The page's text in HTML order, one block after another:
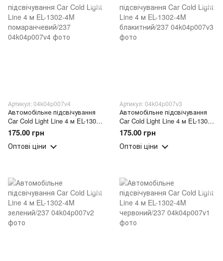
Артикул: 04k04p007v4
Автомобільне підсвічування
Car Cold Light Line 4 м EL-1302-
4M помаранчевий/237
175.00 грн
Оптові ціни
Артикул: 04k04p007v3
Автомобільне підсвічування
Car Cold Light Line 4 м EL-1302-
4M блакитний/237
175.00 грн
Оптові ціни